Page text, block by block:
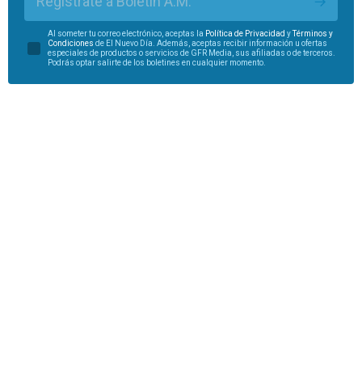
Al someter tu correo electrónico, aceptas la Política de Privacidad yTérminos y
Condiciones de El Nuevo Día. Además, aceptas recibir información u ofertas
especiales de productos o servicios de GFR Media, sus afiliadas o de terceros.
Podrás optar salirte de los boletines en cualquier momento.